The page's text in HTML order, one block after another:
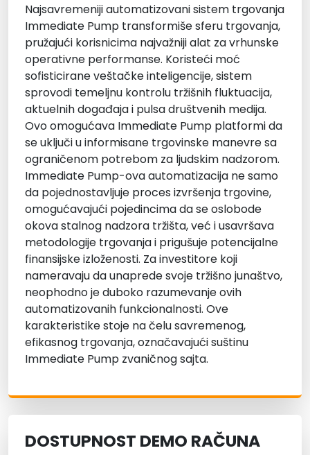
Najsavremeniji automatizovani sistem trgovanja
Immediate Pump transformiše sferu trgovanja,
pružajući korisnicima najvažniji alat za vrhunske
operativne performanse. Koristeći moć
sofisticirane veštačke inteligencije, sistem
sprovodi temeljnu kontrolu tržišnih fluktuacija,
aktuelnih događaja i pulsa društvenih medija.
Ovo omogućava Immediate Pump platformi da
se uključi u informisane trgovinske manevre sa
ograničenom potrebom za ljudskim nadzorom.
Immediate Pump-ova automatizacija ne samo
da pojednostavljuje proces izvršenja trgovine,
omogućavajući pojedincima da se oslobode
okova stalnog nadzora tržišta, već i usavršava
metodologije trgovanja i prigušuje potencijalne
finansijske izloženosti. Za investitore koji
nameravaju da unaprede svoje tržišno junaštvo,
neophodno je duboko razumevanje ovih
automatizovanih funkcionalnosti. Ove
karakteristike stoje na čelu savremenog,
efikasnog trgovanja, označavajući suštinu
Immediate Pump zvaničnog sajta.
DOSTUPNOST DEMO RAČUNA